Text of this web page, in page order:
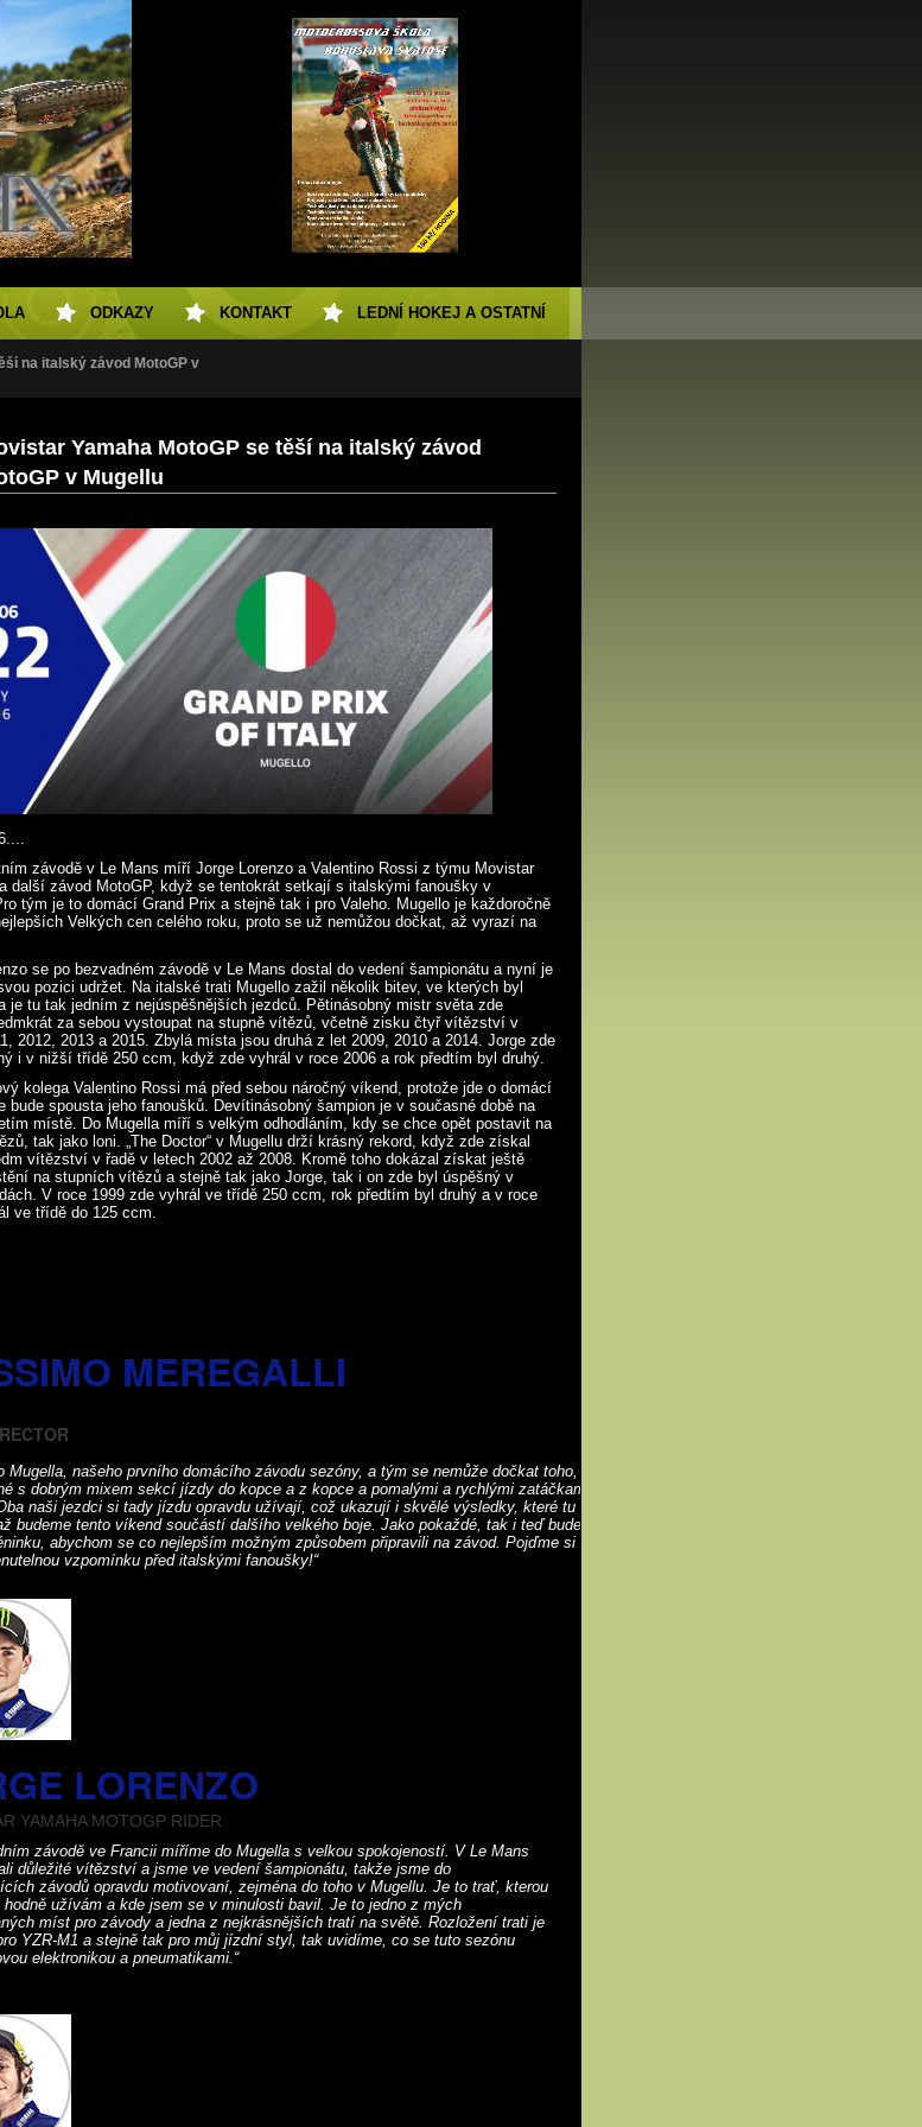
na italský závod MotoGP v
Yamaha MotoGP se těší na italský závod
v Mugellu
závodě v Le Mans míří Jorge Lorenzo a Valentino Rossi z týmu Movistar
další závod MotoGP, když se tentokrát setkají s italskými fanoušky v
tým je to domácí Grand Prix a stejně tak i pro Valeho. Mugello je každoročně
Velkých cen celého roku, proto se už nemůžou dočkat, až vyrazí na
se po bezvadném závodě v Le Mans dostal do vedení šampionátu a nyní je
pozici udržet. Na italské trati Mugello zažil několik bitev, ve kterých byl
je tu tak jedním z nejúspěšnějších jezdců. Pětinásobný mistr světa zde
za sebou vystoupat na stupně vítězů, včetně zisku čtyř vítězství v
2012, 2013 a 2015. Zbylá místa jsou druhá z let 2009, 2010 a 2014. Jorge zde
i v nižší třídě 250 ccm, když zde vyhrál v roce 2006 a rok předtím byl druhý.
kolega Valentino Rossi má před sebou náročný víkend, protože jde o domácí
bude spousta jeho fanoušků. Devítinásobný šampion je v současné době na
místě. Do Mugella míří s velkým odhodláním, kdy se chce opět postavit na
tak jako loni. „The Doctor“ v Mugellu drží krásný rekord, když zde získal
vítězství v řadě v letech 2002 až 2008. Kromě toho dokázal získat ještě
na stupních vítězů a stejně tak jako Jorge, tak i on zde byl úspěšný v
V roce 1999 zde vyhrál ve třídě 250 ccm, rok předtím byl druhý a v roce
ve třídě do 125 ccm.
MEREGALLI
Mugella, našeho prvního domácího závodu sezóny, a tým se nemůže dočkat toho, až začne. Rozložení trati je
s dobrým mixem sekcí jízdy do kopce a z kopce a pomalými a rychlými zatáčkami, což vyhovuje naší
naši jezdci si tady jízdu opravdu užívají, což ukazují i skvělé výsledky, které tu v minulosti získali. Těšíme
budeme tento víkend součástí dalšího velkého boje. Jako pokaždé, tak i teď bude důležité dobře makat od
abychom se co nejlepším možným způsobem připravili na závod. Pojďme si udělat další
vzpomínku před italskými fanoušky!“
LORENZO
YAMAHA MOTOGP RIDER
závodě ve Francii míříme do Mugella s velkou spokojeností. V Le Mans
důležité vítězství a jsme ve vedení šampionátu, takže jsme do
závodů opravdu motivovaní, zejména do toho v Mugellu. Je to trať, kterou
užívám a kde jsem se v minulosti bavil. Je to jedno z mých
míst pro závody a jedna z nejkrásnějších tratí na světě. Rozložení trati je
YZR-M1 a stejně tak pro můj jízdní styl, tak uvidíme, co se tuto sezónu
elektronikou a pneumatikami.“
ODKAZY KONTAKT LEDNÍ HOKEJ A OSTATNÍ